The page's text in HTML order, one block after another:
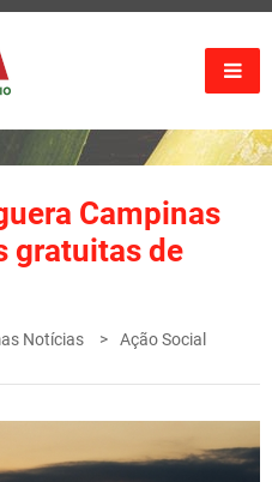
Campinas
gratuitas de
Notícias
Ação Social